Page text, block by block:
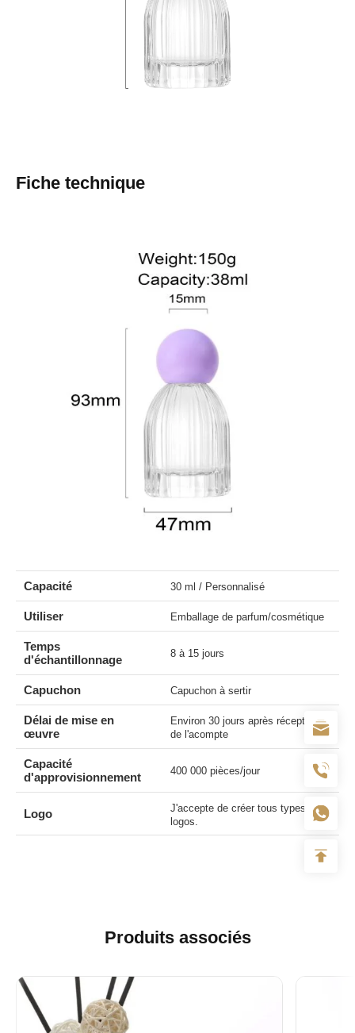
Fiche technique
Capacité 30 ml / Personnalisé
Utiliser Emballage de parfum/cosmétique
Temps
d'échantillonnage
8 à 15 jours
Capuchon Capuchon à sertir
Délai de mise en
œuvre
Environ 30 jours après réception
de l'acompte
Capacité
d'approvisionnement
400 000 pièces/jour
Logo
J'accepte de créer tous types de
logos.
Produits associés